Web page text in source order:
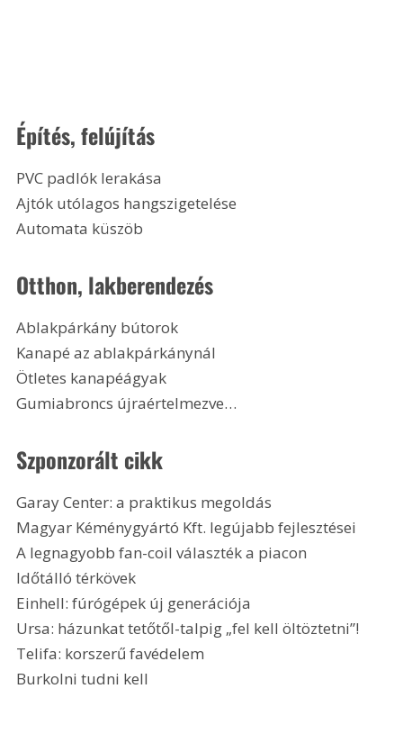
Építés, felújítás
PVC padlók lerakása
Ajtók utólagos hangszigetelése
Automata küszöb
Otthon, lakberendezés
Ablakpárkány bútorok
Kanapé az ablakpárkánynál
Ötletes kanapéágyak
Gumiabroncs újraértelmezve…
Szponzorált cikk
Garay Center: a praktikus megoldás
Magyar Kéménygyártó Kft. legújabb fejlesztései
A legnagyobb fan-coil választék a piacon
Időtálló térkövek
Einhell: fúrógépek új generációja
Ursa: házunkat tetőtől-talpig „fel kell öltöztetni”!
Telifa: korszerű favédelem
Burkolni tudni kell